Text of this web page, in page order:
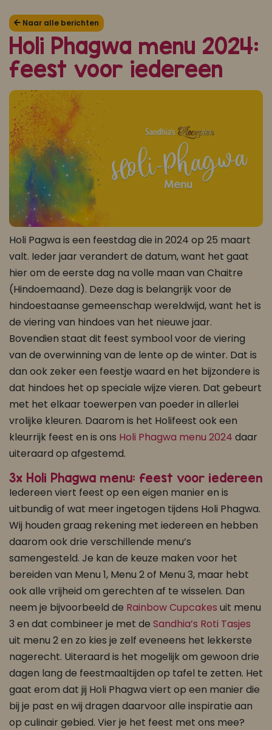
Koop ons bestseller kookboek
Ofklik hierom je aan te melden voor Mijn Kookboek.
Naar alle berichten
Holi Phagwa menu 2024:
feest voor iedereen
Holi Pagwa is een feestdag die in 2024 op 25 maart
valt. Ieder jaar verandert de datum, want het gaat
hier om de eerste dag na volle maan van Chaitre
(Hindoemaand). Deze dag is belangrijk voor de
hindoestaanse gemeenschap wereldwijd, want het is
de viering van hindoes van het nieuwe jaar.
Bovendien staat dit feest symbool voor de viering
van de overwinning van de lente op de winter. Dat is
dan ook zeker een feestje waard en het bijzondere is
dat hindoes het op speciale wijze vieren. Dat gebeurt
met het elkaar toewerpen van poeder in allerlei
vrolijke kleuren. Daarom is het Holifeest ook een
kleurrijk feest en is ons Holi Phagwa menu 2024 daar
uiteraard op afgestemd.
3x Holi Phagwa menu: feest voor iedereen
Iedereen viert feest op een eigen manier en is
uitbundig of wat meer ingetogen tijdens Holi Phagwa.
Wij houden graag rekening met iedereen en hebben
daarom ook drie verschillende menu’s
samengesteld. Je kan de keuze maken voor het
bereiden van Menu 1, Menu 2 of Menu 3, maar hebt
ook alle vrijheid om gerechten af te wisselen. Dan
neem je bijvoorbeeld de Rainbow Cupcakes uit menu
3 en dat combineer je met de Sandhia’s Roti Tasjes
uit menu 2 en zo kies je zelf eveneens het lekkerste
nagerecht. Uiteraard is het mogelijk om gewoon drie
dagen lang de feestmaaltijden op tafel te zetten. Het
gaat erom dat jij Holi Phagwa viert op een manier die
bij je past en wij dragen daarvoor alle inspiratie aan
op culinair gebied. Vier je het feest met ons mee?